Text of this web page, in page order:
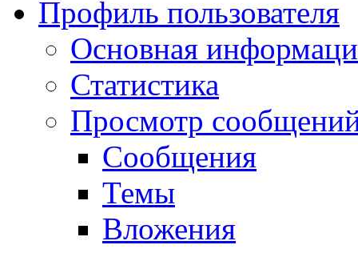
Профиль пользователя
Основная
Статистика
Просмотр
Сообщения
Темы
Вложения